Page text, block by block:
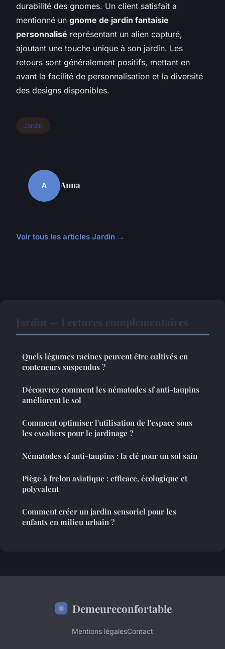
durabilité des gnomes. Un client satisfait a
mentionné un gnome de jardin fantaisie
personnalisé représentant un alien capturé,
ajoutant une touche unique à son jardin. Les
retours sont généralement positifs, mettant en
avant la facilité de personnalisation et la diversité
des designs disponibles.
Jardin
A Anna
Voir tous les articles Jardin →
Quels légumes racines peuvent être cultivés en
conteneurs suspendus ?
Découvrez comment les nématodes sf anti-taupins
améliorent le sol
Comment optimiser l'utilisation de l'espace sous
les escaliers pour le jardinage ?
Nématodes sf anti-taupins : la clé pour un sol sain
Piège à frelon asiatique : efficace, écologique et
polyvalent
Comment créer un jardin sensoriel pour les
enfants en milieu urbain ?
Demeureconfortable
Mentions légalesContact